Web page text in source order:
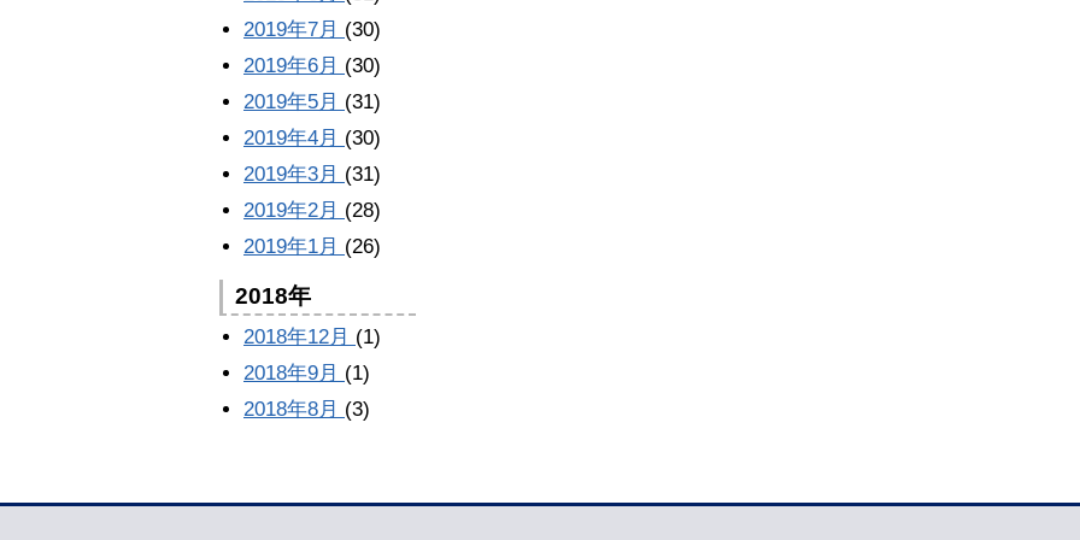
2019年7月 (30)
2019年6月 (30)
2019年5月 (31)
2019年4月 (30)
2019年3月 (31)
2019年2月 (28)
2019年1月 (26)
2018年
2018年12月 (1)
2018年9月 (1)
2018年8月 (3)